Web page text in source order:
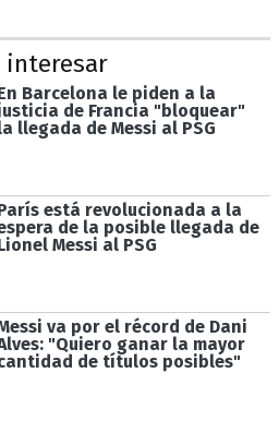
interesar
Barcelona le piden a la
de Francia "bloquear"
llegada de Messi al PSG
está revolucionada a la
de la posible llegada de
Messi al PSG
va por el récord de Dani
"Quiero ganar la mayor
de títulos posibles"